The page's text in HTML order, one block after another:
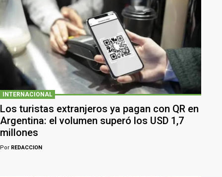
INTERNACIONAL
Los turistas extranjeros ya pagan con QR en
Argentina: el volumen superó los USD 1,7
millones
Por REDACCION